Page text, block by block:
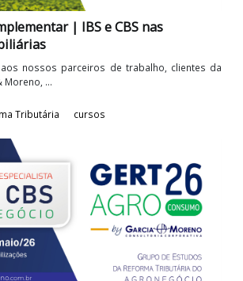
aos nossos parceiros de trabalho,
& Moreno, ...
Tributária cursos